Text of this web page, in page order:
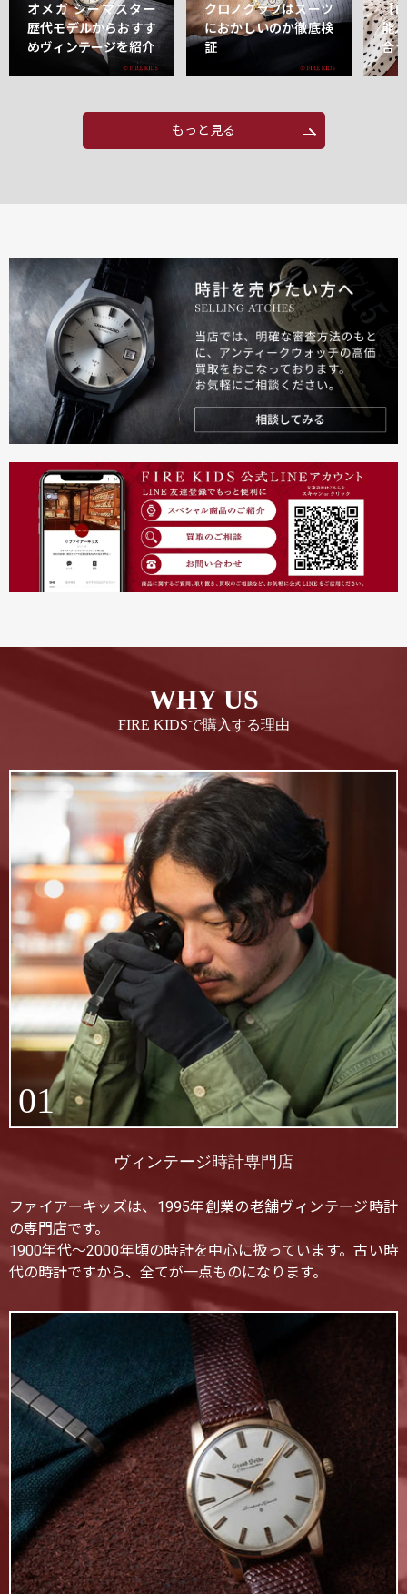
オメガ シーマスター
歴代モデルからおすす
めヴィンテージを紹介
クロノグラフはスーツ
におかしいのか徹底検
証
【
能
合
もっと見る
WHY US
FIRE KIDSで購入する理由
01
ヴィンテージ時計専門店
ファイアーキッズは、1995年創業の老舗ヴィンテージ時計
の専門店です。
1900年代〜2000年頃の時計を中心に扱っています。古い時
代の時計ですから、全てが一点ものになります。